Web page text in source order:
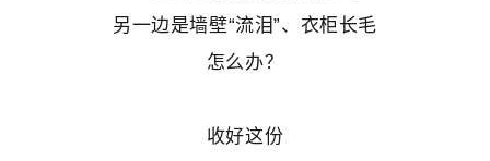
另一边是墙壁“流泪”、衣柜长毛
怎么办？
收好这份